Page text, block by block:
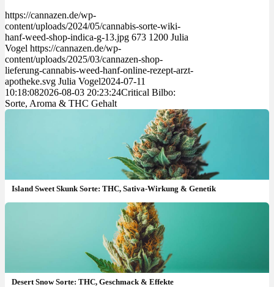
https://cannazen.de/wp-
content/uploads/2024/05/cannabis-sorte-wiki-
hanf-weed-shop-indica-g-13.jpg 673 1200 Julia
Vogel https://cannazen.de/wp-
content/uploads/2025/03/cannazen-shop-
lieferung-cannabis-weed-hanf-online-rezept-arzt-
apotheke.svg Julia Vogel2024-07-11
10:18:082026-08-03 20:23:24Critical Bilbo:
Sorte, Aroma & THC Gehalt
Island Sweet Skunk Sorte: THC, Sativa-Wirkung & Genetik
Desert Snow Sorte: THC, Geschmack & Effekte